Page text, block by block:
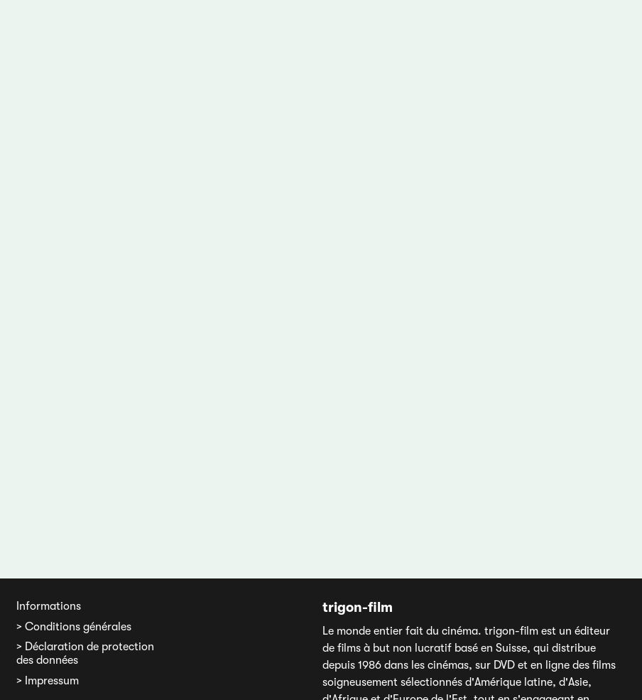
Informations
> Conditions générales
> Déclaration de protection
des données
> Impressum
trigon-film
Le monde entier fait du cinéma. trigon-film est un éditeur
de films à but non lucratif basé en Suisse, qui distribue
depuis 1986 dans les cinémas, sur DVD et en ligne des films
soigneusement sélectionnés d'Amérique latine, d'Asie,